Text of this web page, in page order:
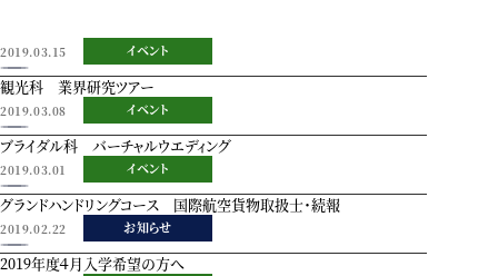
2019.03.15 イベント
観光科 業界研究ツアー
2019.03.08 イベント
ブライダル科 バーチャルウエディング
2019.03.01 イベント
グランドハンドリングコース 国際航空貨物取扱士・続報
2019.02.22 お知らせ
2019年度４月入学希望の方へ